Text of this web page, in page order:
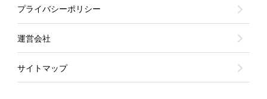
プライバシーポリシー
運営会社
サイトマップ